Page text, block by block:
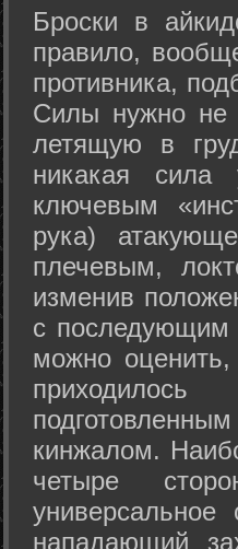
Броски в
правило,
противника,
Силы нужно не
летящую в
никакая
ключевым
рука)
плечевым,
изменив
с последующим
можно
кинжалом.
четыре
нападающий